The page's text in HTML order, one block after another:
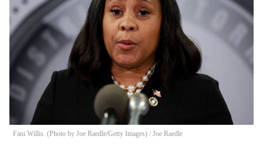
Fani Willis. (Photo by Joe Raedle/Getty Images) / Joe Raedle